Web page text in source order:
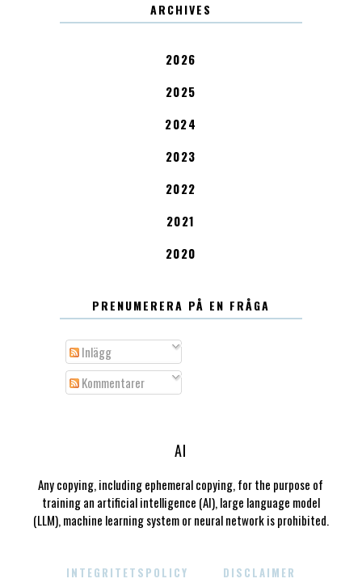
ARCHIVES
2026
2025
2024
2023
2022
2021
2020
PRENUMERERA PÅ EN FRÅGA
Inlägg
Kommentarer
AI
Any copying, including ephemeral copying, for the purpose of
training an artificial intelligence (AI), large language model
(LLM), machine learning system or neural network is prohibited.
INTEGRITETSPOLICY DISCLAIMER